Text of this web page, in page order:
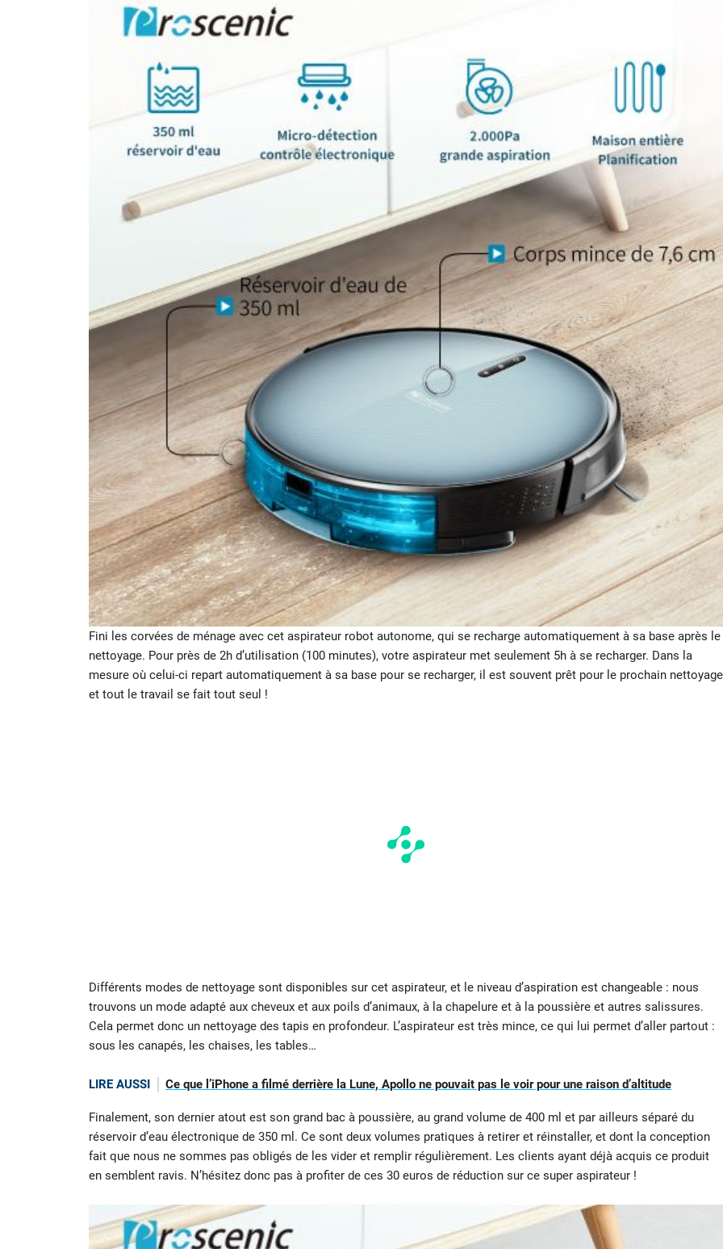
Fini les corvées de ménage avec cet aspirateur robot autonome, qui se recharge automatiquement à sa base après le
nettoyage. Pour près de 2h d’utilisation (100 minutes), votre aspirateur met seulement 5h à se recharger. Dans la
mesure où celui-ci repart automatiquement à sa base pour se recharger, il est souvent prêt pour le prochain nettoyage
et tout le travail se fait tout seul !
Différents modes de nettoyage sont disponibles sur cet aspirateur, et le niveau d’aspiration est changeable : nous
trouvons un mode adapté aux cheveux et aux poils d’animaux, à la chapelure et à la poussière et autres salissures.
Cela permet donc un nettoyage des tapis en profondeur. L’aspirateur est très mince, ce qui lui permet d’aller partout :
sous les canapés, les chaises, les tables…
LIRE AUSSI Ce que l’iPhone a filmé derrière la Lune, Apollo ne pouvait pas le voir pour une raison d’altitude
Finalement, son dernier atout est son grand bac à poussière, au grand volume de 400 ml et par ailleurs séparé du
réservoir d’eau électronique de 350 ml. Ce sont deux volumes pratiques à retirer et réinstaller, et dont la conception
fait que nous ne sommes pas obligés de les vider et remplir régulièrement. Les clients ayant déjà acquis ce produit
en semblent ravis. N’hésitez donc pas à profiter de ces 30 euros de réduction sur ce super aspirateur !